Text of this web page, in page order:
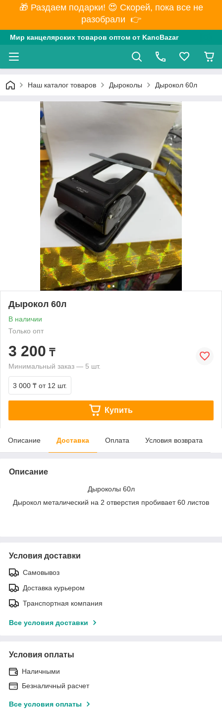
🎁 Раздаем подарки! 😍 Скорей, пока все не
разобрали 👉
Мир канцелярских товаров оптом от KancBazar
Наш каталог товаров Дыроколы Дырокол 60л
Дырокол 60л
В наличии
Только опт
3 200 ₸
Минимальный заказ — 5 шт.
3 000 ₸ от 12 шт.
Купить
Описание Доставка Оплата Условия возврата
Описание
Дыроколы 60л
Дырокол металический на 2 отверстия пробивает 60 листов
Условия доставки
Самовывоз
Доставка курьером
Транспортная компания
Все условия доставки
Условия оплаты
Наличными
Безналичный расчет
Все условия оплаты